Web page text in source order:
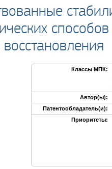
Классы МПК:
Автор(ы):
Патентообладатель(и):
Приоритеты: